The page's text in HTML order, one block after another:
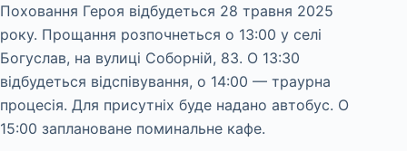
Поховання Героя відбудеться 28 травня 2025
року. Прощання розпочнеться о 13:00 у селі
Богуслав, на вулиці Соборній, 83. О 13:30
відбудеться відспівування, о 14:00 — траурна
процесія. Для присутніх буде надано автобус. О
15:00 заплановане поминальне кафе.